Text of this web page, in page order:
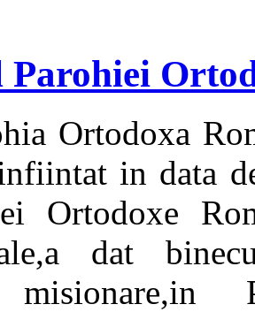
Ortodoxa
in data
Ortodoxe
dat